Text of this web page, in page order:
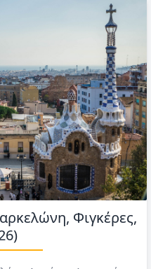
Φιγκέρες,